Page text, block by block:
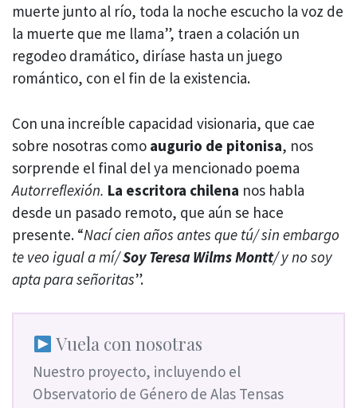
muerte junto al río, toda la noche escucho la voz de
la muerte que me llama”, traen a colación un
regodeo dramático, diríase hasta un juego
romántico, con el fin de la existencia.
Con una increíble capacidad visionaria, que cae
sobre nosotras como augurio de pitonisa, nos
sorprende el final del ya mencionado poema
Autorreflexión. La escritora chilena nos habla
desde un pasado remoto, que aún se hace
presente. “Nací cien años antes que tú/ sin embargo
te veo igual a mí/Soy Teresa Wilms Montt/ y no soy
apta para señoritas”.
Vuela con nosotras
Nuestro proyecto, incluyendo el
Observatorio de Género de Alas Tensas